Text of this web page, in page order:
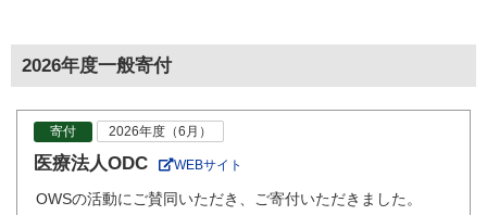
2026年度一般寄付
寄付 2026年度（6月）
医療法人ODC WEBサイト
OWSの活動にご賛同いただき、ご寄付いただきました。